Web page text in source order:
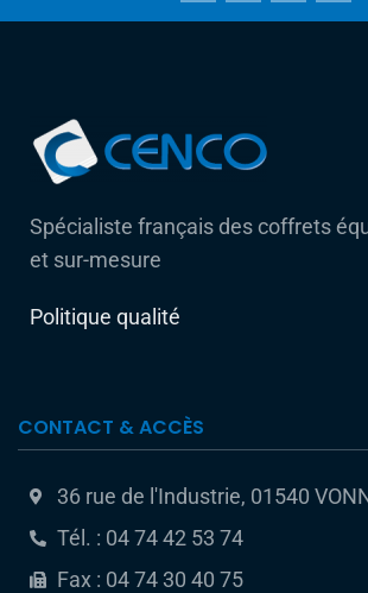
Spécialiste français des coffrets
et sur-mesure
Politique qualité
CONTACT & ACCÈS
36 rue de l'Industrie, 01540
Tél. : 04 74 42 53 74
Fax : 04 74 30 40 75